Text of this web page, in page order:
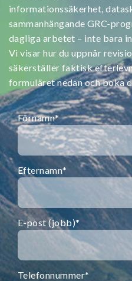
informationssäkerhet,
sammanhängande GRC-
dagliga arbetet – inte bara
Vi visar hur du uppnår
säkerställer faktisk
formuläret nedan och boka
Förnamn*
Efternamn*
E-post (jobb)*
Telefonnummer*